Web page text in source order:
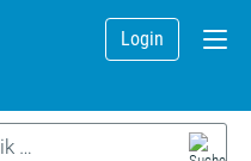
Login